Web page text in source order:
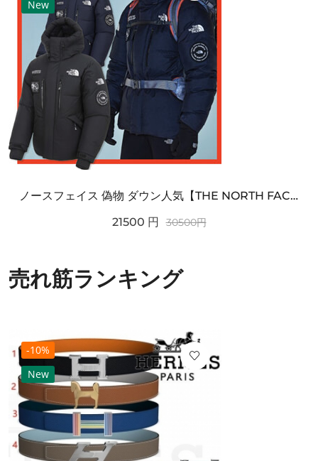
New
ノースフェイス 偽物 ダウン人気【THE NORTH FACE】M'S 7 SUMMIT HIM...
21500 円 30500円
売れ筋ランキング
-10%
New